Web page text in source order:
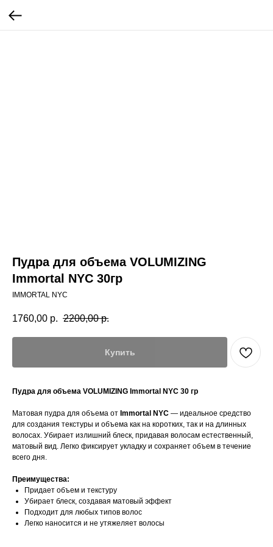
Пудра для объема VOLUMIZING
Immortal NYC 30гр
IMMORTAL NYC
1760,00 р. 2200,00 р.
Купить
Пудра для объема VOLUMIZING Immortal NYC 30 гр
Матовая пудра для объема от Immortal NYC — идеальное средство
для создания текстуры и объема как на коротких, так и на длинных
волосах. Убирает излишний блеск, придавая волосам естественный,
матовый вид. Легко фиксирует укладку и сохраняет объем в течение
всего дня.
Преимущества:
Придает объем и текстуру
Убирает блеск, создавая матовый эффект
Подходит для любых типов волос
Легко наносится и не утяжеляет волосы